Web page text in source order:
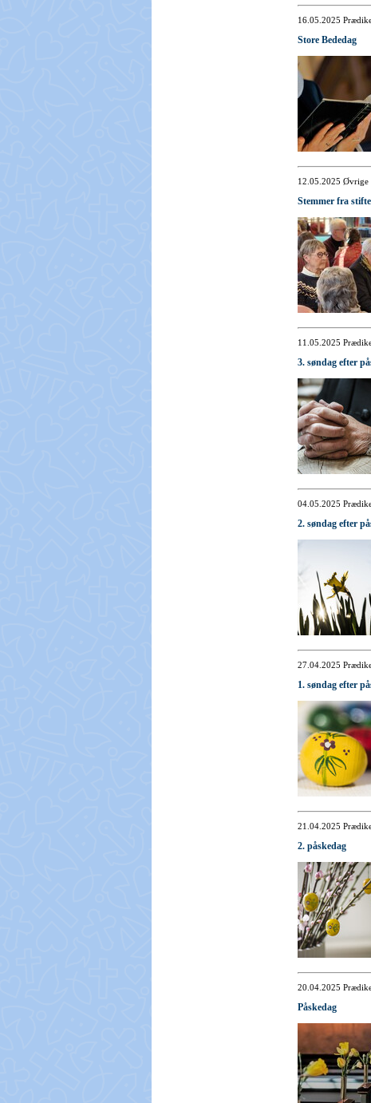
16.05.2025
Store Bededag
12.05.2025 Øvrige
Stemmer fra
11.05.2025
3. søndag efter
04.05.2025
2. søndag efter
27.04.2025
1. søndag efter
21.04.2025
2. påskedag
20.04.2025
Påskedag